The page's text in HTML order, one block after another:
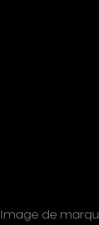
Image de